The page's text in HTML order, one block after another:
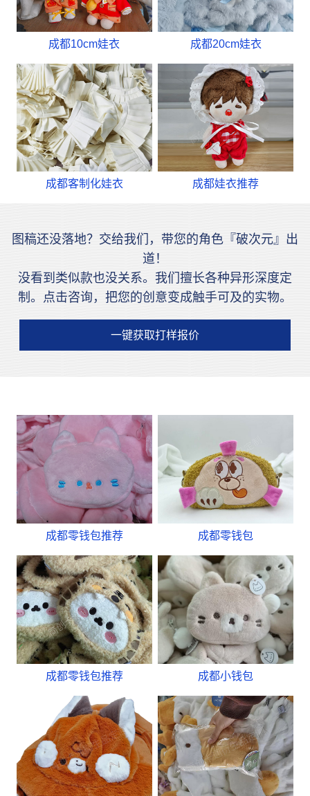
成都10cm娃衣 成都20cm娃衣
成都客制化娃衣 成都娃衣推荐
图稿还没落地？交给我们，带您的角色『破次元』出
道！
没看到类似款也没关系。我们擅长各种异形深度定
制。点击咨询，把您的创意变成触手可及的实物。
一键获取打样报价
成都零钱包推荐 成都零钱包
成都零钱包推荐 成都小钱包